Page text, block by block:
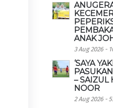
ANAK
3 Aug 2026 -
‘SAYA
– SAIZUL
NOOR
2 Aug 2026 -